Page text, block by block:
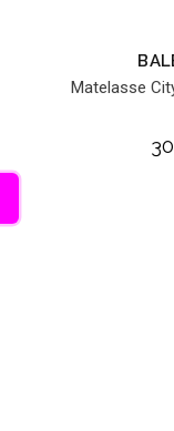
Matelasse